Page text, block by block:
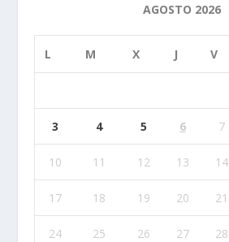
AGOSTO 2026
L M X J V
3 4 5 6 7
10 11 12 13 14
17 18 19 20 21
24 25 26 27 28